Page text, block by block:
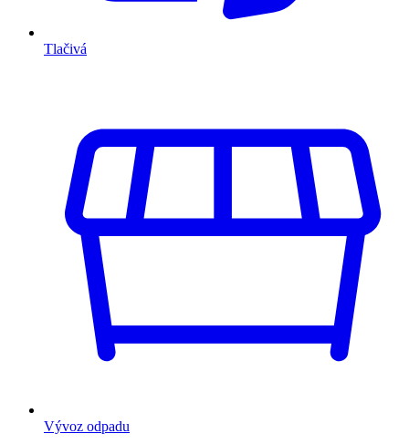
Tlačivá
Vývoz odpadu